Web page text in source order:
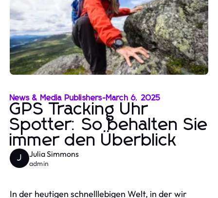
News & Media Publishers-March 6, 2025
GPS Tracking Uhr
Spotter: So behalten Sie
immer den Überblick
J Julia Simmons
admin
In der heutigen schnelllebigen Welt, in der wir